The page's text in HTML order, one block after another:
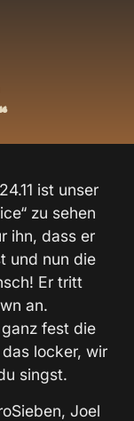
ist unser
zu sehen
ihn, dass er
und nun die
Er tritt
an.
fest die
locker, wir
singst.
Joel